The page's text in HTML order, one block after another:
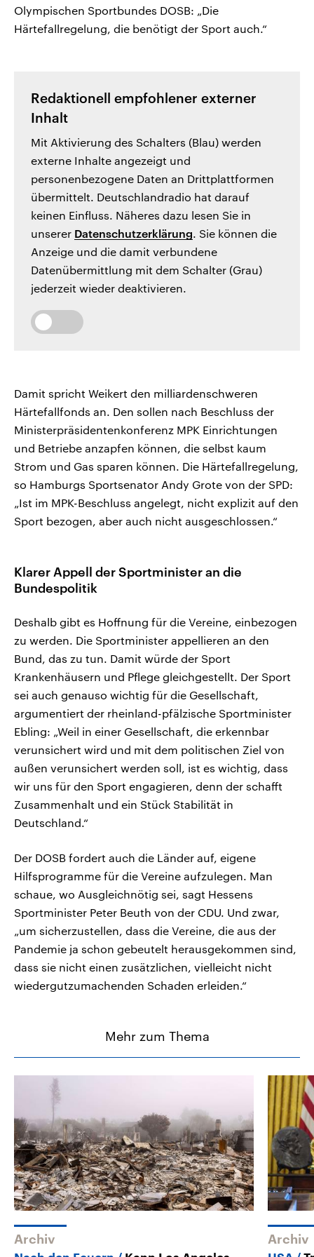
Olympischen Sportbundes DOSB: „Die
Härtefallregelung, die benötigt der Sport auch.“
Redaktionell empfohlener externer
Inhalt
Mit Aktivierung des Schalters (Blau) werden
externe Inhalte angezeigt und
personenbezogene Daten an Drittplattformen
übermittelt. Deutschlandradio hat darauf
keinen Einfluss. Näheres dazu lesen Sie in
unserer Datenschutzerklärung. Sie können die
Anzeige und die damit verbundene
Datenübermittlung mit dem Schalter (Grau)
jederzeit wieder deaktivieren.
Damit spricht Weikert den milliardenschweren
Härtefallfonds an. Den sollen nach Beschluss der
Ministerpräsidentenkonferenz MPK Einrichtungen
und Betriebe anzapfen können, die selbst kaum
Strom und Gas sparen können. Die Härtefallregelung,
so Hamburgs Sportsenator Andy Grote von der SPD:
„Ist im MPK-Beschluss angelegt, nicht explizit auf den
Sport bezogen, aber auch nicht ausgeschlossen.“
Klarer Appell der Sportminister an die
Bundespolitik
Deshalb gibt es Hoffnung für die Vereine, einbezogen
zu werden. Die Sportminister appellieren an den
Bund, das zu tun. Damit würde der Sport
Krankenhäusern und Pflege gleichgestellt. Der Sport
sei auch genauso wichtig für die Gesellschaft,
argumentiert der rheinland-pfälzische Sportminister
Ebling: „Weil in einer Gesellschaft, die erkennbar
verunsichert wird und mit dem politischen Ziel von
außen verunsichert werden soll, ist es wichtig, dass
wir uns für den Sport engagieren, denn der schafft
Zusammenhalt und ein Stück Stabilität in
Deutschland.“
Der DOSB fordert auch die Länder auf, eigene
Hilfsprogramme für die Vereine aufzulegen. Man
schaue, wo Ausgleichnötig sei, sagt Hessens
Sportminister Peter Beuth von der CDU. Und zwar,
„um sicherzustellen, dass die Vereine, die aus der
Pandemie ja schon gebeutelt herausgekommen sind,
dass sie nicht einen zusätzlichen, vielleicht nicht
wiedergutzumachenden Schaden erleiden.“
Mehr zum Thema
Archiv Archiv